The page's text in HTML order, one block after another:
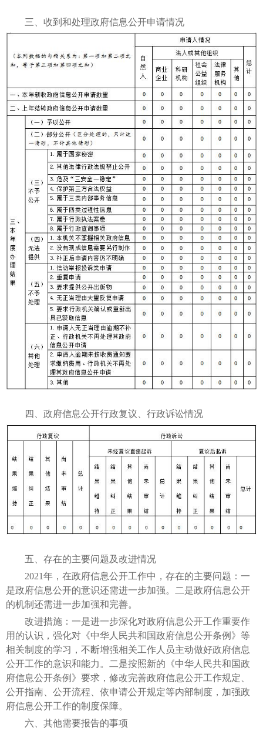
三、收到和处理政府信息公开申请情况
四、政府信息公开行政复议、行政诉讼情况
五、存在的主要问题及改进情况
2021年，在政府信息公开工作中，存在的主要问题：一
是政府信息公开的意识还需进一步加强。二是政府信息公开
的机制还需进一步加强和完善。
改进措施：一是进一步深化对政府信息公开工作重要作
用的认识，强化对《中华人民共和国政府信息公开条例》等
相关制度的学习，不断增强相关工作人员主动做好政府信息
公开工作的意识和能力。二是按照新的《中华人民共和国政
府信息公开条例》要求，修改完善政府信息公开工作规定、
公开指南、公开流程、依申请公开规定等内部制度，加强政
府信息公开工作的制度保障。
六、其他需要报告的事项